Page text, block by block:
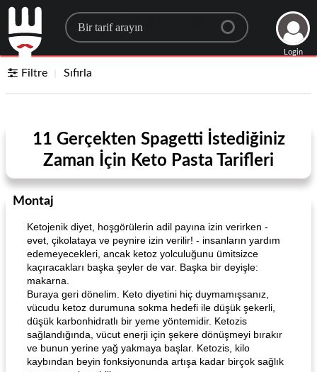
Search for a recipe
Login
Filtre Sıfırla
11 Gerçekten Spagetti İstediğiniz
Zaman İçin Keto Pasta Tarifleri
Montaj
Ketojenik diyet, hoşgörülerin adil payına izin verirken -
evet, çikolataya ve peynire izin verilir! - insanların yardım
edemeyecekleri, ancak ketoz yolculuğunu ümitsizce
kaçıracakları başka şeyler de var. Başka bir deyişle:
makarna.
Buraya geri dönelim. Keto diyetini hiç duymamışsanız,
vücudu ketoz durumuna sokma hedefi ile düşük şekerli,
düşük karbonhidratlı bir yeme yöntemidir. Ketozis
sağlandığında, vücut enerji için şekere dönüşmeyi bırakır
ve bunun yerine yağ yakmaya başlar. Ketozis, kilo
kaybından beyin fonksiyonunda artışa kadar birçok sağlık